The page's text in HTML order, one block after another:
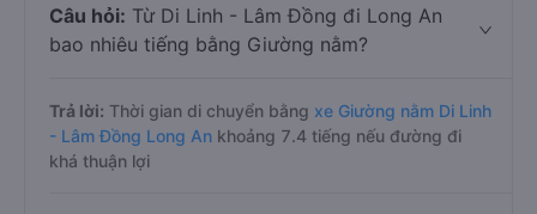
Câu hỏi: Từ Di Linh - Lâm Đồng đi Long An
bao nhiêu tiếng bằng Giường nằm?
Trả lời: Thời gian di chuyển bằng xe Giường nằm Di Linh
- Lâm Đồng Long An khoảng 7.4 tiếng nếu đường đi
khá thuận lợi